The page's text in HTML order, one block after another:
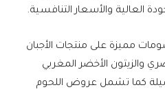
العالية والأسعار التنافسية.
مميزة على منتجات الأجبان
والزيتون الأخضر المغربي
كما تشمل عروض اللحوم